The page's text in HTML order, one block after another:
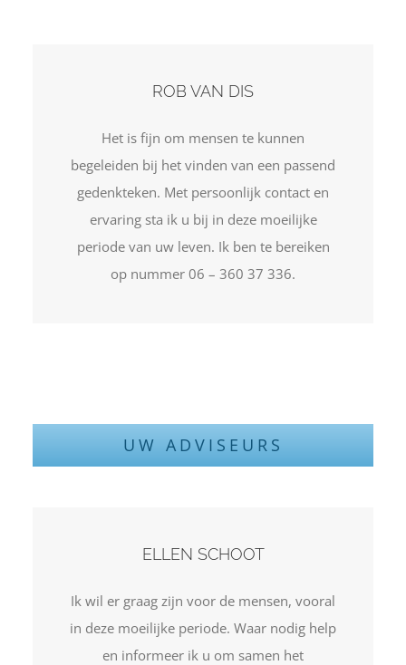
ROB VAN DIS
Het is fijn om mensen te kunnen
begeleiden bij het vinden van een passend
gedenkteken. Met persoonlijk contact en
ervaring sta ik u bij in deze moeilijke
periode van uw leven. Ik ben te bereiken
op nummer 06 – 360 37 336.
UW ADVISEURS
ELLEN SCHOOT
Ik wil er graag zijn voor de mensen, vooral
in deze moeilijke periode. Waar nodig help
en informeer ik u om samen het